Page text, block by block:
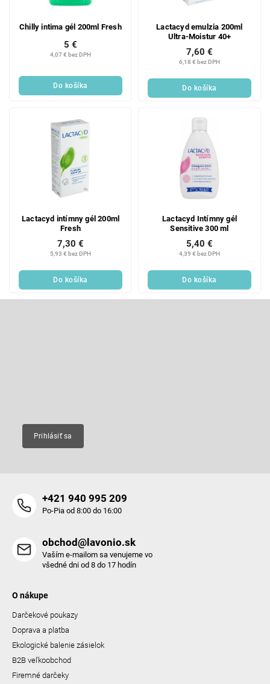
Chilly intima gél 200ml Fresh
4,07 € bez DPH
5 €
Do košíka
Lactacyd emulzia 200ml
Ultra-Moistur 40+
6,18 € bez DPH
7,60 €
Do košíka
Lactacyd intímny gél 200ml
Fresh
5,93 € bez DPH
7,30 €
Do košíka
Lactacyd Intímny gél
Sensitive 300 ml
4,39 € bez DPH
5,40 €
Do košíka
Prihlásiť sa
+421 940 995 209
Po-Pia od 8:00 do 16:00
obchod@lavonio.sk
Vaším e-mailom sa venujeme vo
všedné dni od 8 do 17 hodín
O nákupe
Darčekové poukazy
Doprava a platba
Ekologické balenie zásielok
B2B veľkoobchod
Firemné darčeky